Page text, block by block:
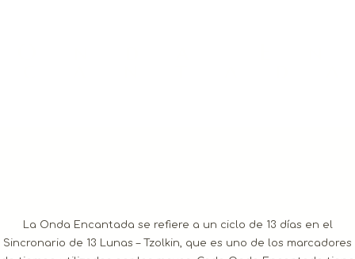
La Onda Encantada se refiere a un ciclo de 13 días en el
Sincronario de 13 Lunas – Tzolkin, que es uno de los marcadores